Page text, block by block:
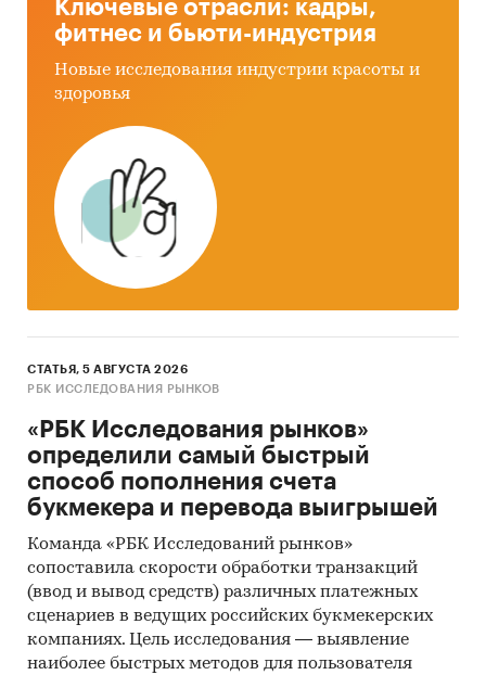
мобильных приложений для похудения в
России
Выделение потребительских трендов, угроз
Проведение демографического анализа
пользователей мобильных приложений для
похудения
Составление портрета целевого
пользователя
респондентов
характеристик, как продолжительность
использования, изменение частоты
использования мобильных приложений для
похудения, степень удовлетворенности,
готовность платить за пользование
приложением
Описание ТОП-5 мобильных приложений
для похудения по ответам респондентов: их
преимущества и недостатки, процент
Ключевые отрасли: кадры,
фитнес и бьюти-индустрия
Новые исследования индустрии красоты и
здоровья
СТАТЬЯ, 5 АВГУСТА 2026
РБК ИССЛЕДОВАНИЯ РЫНКОВ
«РБК Исследования рынков»
определили самый быстрый
способ пополнения счета
букмекера и перевода выигрышей
Команда «РБК Исследований рынков»
сопоставила скорости обработки транзакций
(ввод и вывод средств) различных платежных
сценариев в ведущих российских букмекерских
компаниях. Цель исследования — выявление
наиболее быстрых методов для пользователя